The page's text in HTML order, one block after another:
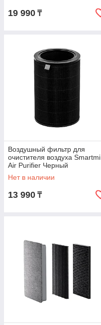
19 990 ₸
Воздушный фильтр для
очистителя воздуха Smartmi
Air Purifier Черный
Нет в наличии
13 990 ₸